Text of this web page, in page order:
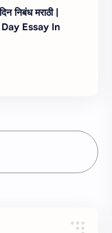
निबंध मराठी |
Essay In